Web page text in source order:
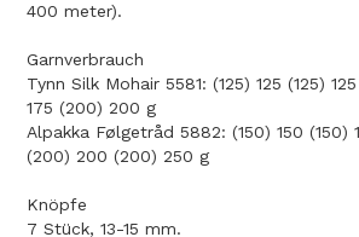
400 meter).
Garnverbrauch
Tynn Silk Mohair 5581: (125) 125 (125)
175 (200) 200 g
Alpakka Følgetråd 5882: (150) 150 (150)
(200) 200 (200) 250 g
Knöpfe
7 Stück, 13-15 mm.